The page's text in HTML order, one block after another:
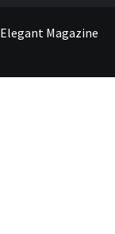
Elegant Magazine